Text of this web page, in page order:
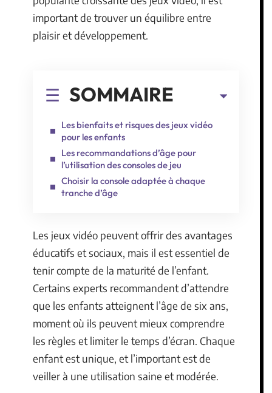
important de trouver un équilibre entre
plaisir et développement.
SOMMAIRE
Les bienfaits et risques des jeux vidéo
pour les enfants
Les recommandations d’âge pour
l’utilisation des consoles de jeu
Choisir la console adaptée à chaque
tranche d’âge
Les jeux vidéo peuvent offrir des avantages
éducatifs et sociaux, mais il est essentiel de
tenir compte de la maturité de l’enfant.
Certains experts recommandent d’attendre
que les enfants atteignent l’âge de six ans,
moment où ils peuvent mieux comprendre
les règles et limiter le temps d’écran. Chaque
enfant est unique, et l’important est de
veiller à une utilisation saine et modérée.